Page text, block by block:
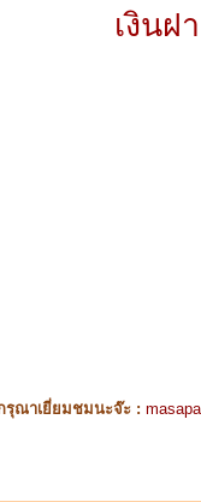
เงินฝ
ณาเยี่ยมชมนะจ๊ะ :